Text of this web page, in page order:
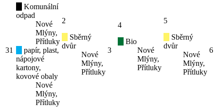
31
Komunální
odpad
Nové
Mlýny,
Přítluky
papír, plast,
nápojové
kartony,
kovové obaly
Nové
Mlýny,
Přítluky
2
Sběrný
dvůr
Nové
Mlýny,
Přítluky
3
4
Bio
Nové
Mlýny,
Přítluky
5
Sběrný
dvůr
Nové
Mlýny,
Přítluky
6